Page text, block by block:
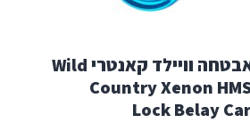
טבעת אבטחה וויילד קאנטרי Wild
Country Xenon
Lock Belay